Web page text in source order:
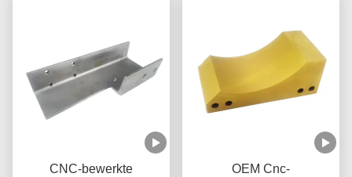
CNC-bewerkte
OEM Cnc-